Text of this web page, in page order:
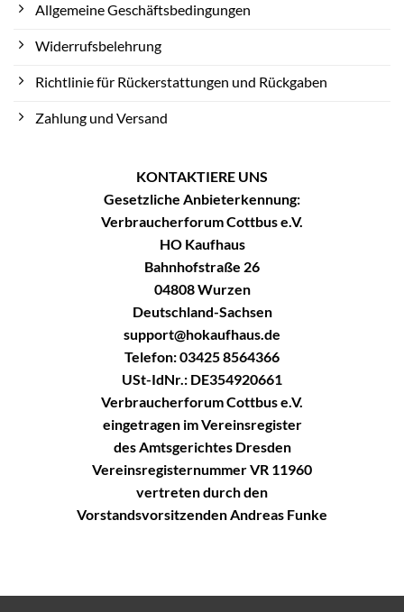
Allgemeine Geschäftsbedingungen
Widerrufsbelehrung
Richtlinie für Rückerstattungen und Rückgaben
Zahlung und Versand
KONTAKTIERE UNS
Gesetzliche Anbieterkennung:
Verbraucherforum Cottbus e.V.
HO Kaufhaus
Bahnhofstraße 26
04808 Wurzen
Deutschland-Sachsen
support@hokaufhaus.de
Telefon: 03425 8564366
USt-IdNr.: DE354920661
Verbraucherforum Cottbus e.V.
eingetragen im Vereinsregister
des Amtsgerichtes Dresden
Vereinsregisternummer VR 11960
vertreten durch den
Vorstandsvorsitzenden Andreas Funke